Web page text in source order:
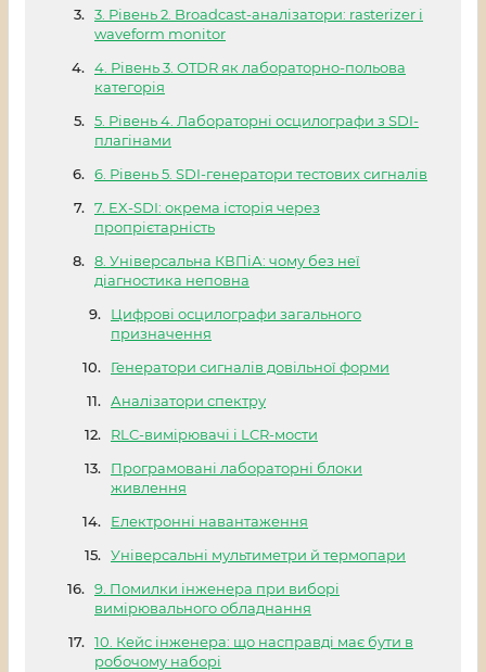
3. Рівень 2. Broadcast-аналізатори: rasterizer і
waveform monitor
4. Рівень 3. OTDR як лабораторно-польова
категорія
5. Рівень 4. Лабораторні осцилографи з SDI-
плагінами
6. Рівень 5. SDI-генератори тестових сигналів
7. EX-SDI: окрема історія через
пропрієтарність
8. Універсальна КВПіА: чому без неї
діагностика неповна
Цифрові осцилографи загального
призначення
Генератори сигналів довільної форми
Аналізатори спектру
RLC-вимірювачі і LCR-мости
Програмовані лабораторні блоки
живлення
Електронні навантаження
Універсальні мультиметри й термопари
9. Помилки інженера при виборі
вимірювального обладнання
10. Кейс інженера: що насправді має бути в
робочому наборі